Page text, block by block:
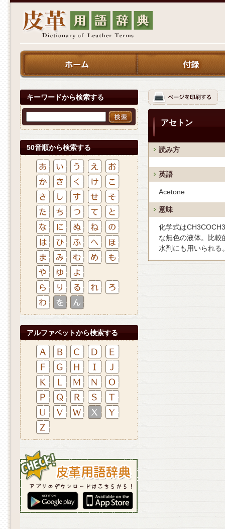
キーワードから検索する
50音順から検索する
アルファベットから検索する
アセトン
読み方
英語
Acetone
意味
化学式は
な無色の液体。比
水剤にも用いられる